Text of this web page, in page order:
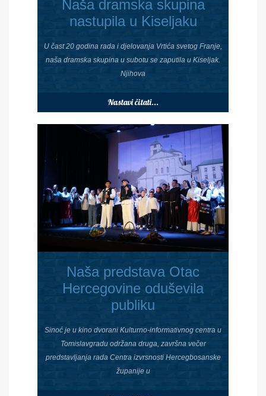
Naša dramska skupina
nastupila u Kiseljaku
U čast 20 godina rada i djelovanja Vrtića svetog Franje,
naša dramska skupina u subotu se zaputila u Kiseljak.
Njihova
Nastavi čitati...
Naša predstava Otac
Hercegovine oduševila
publiku
Sinoć je u kino dvorani Kulturno-informativnog centra u
Tomislavgradu održana druga, završna večer
predstavljanja rada Centra izvrsnosti Hercegbosanske
županije u